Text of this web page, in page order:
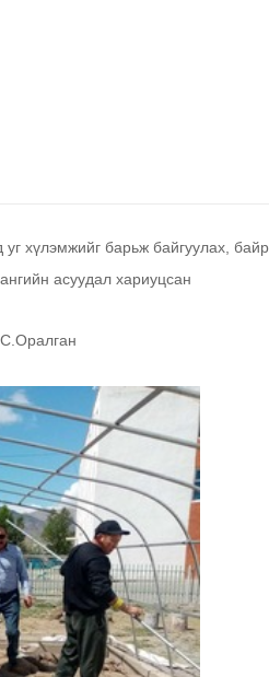
хүлэмжийг барьж байгуулах,
асуудал хариуцсан